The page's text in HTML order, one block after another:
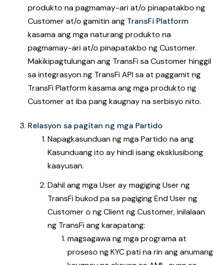
produkto na pagmamay-ari at/o pinapatakbo ng
Customer at/o gamitin ang TransFi Platform
kasama ang mga naturang produkto na
pagmamay-ari at/o pinapatakbo ng Customer.
Makikipagtulungan ang TransFi sa Customer hinggil
sa integrasyon ng TransFi API sa at paggamit ng
TransFi Platform kasama ang mga produkto ng
Customer at iba pang kaugnay na serbisyo nito.
Relasyon sa pagitan ng mga Partido
Napagkasunduan ng mga Partido na ang
Kasunduang ito ay hindi isang eksklusibong
kaayusan.
Dahil ang mga User ay magiging User ng
TransFi bukod pa sa pagiging End User ng
Customer o ng Client ng Customer, inilalaan
ng TransFi ang karapatang:
magsagawa ng mga programa at
proseso ng KYC pati na rin ang anumang